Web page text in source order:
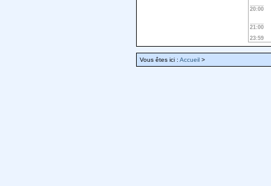
20:00
21:00
23:59
Vous êtes ici : Accueil >